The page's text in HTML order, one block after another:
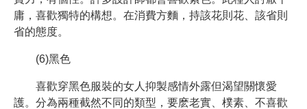
庸，喜歡獨特的構想。在消費方麵，持該花則花、該省則
省的態度。
(6)黑色
喜歡穿黑色服裝的女人抑製感情外露但渴望關懷愛
護。分為兩種截然不同的類型，要麽老實、樸素、不喜歡